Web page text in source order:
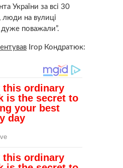
України за всі 30
люди на вулиці
дуже поважали”.
Ігор Кондратюк: